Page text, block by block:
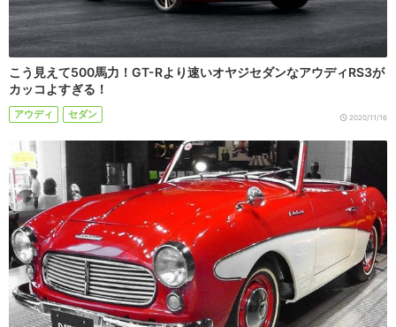
こう見えて500馬力！GT-Rより速いオヤジセダンなアウディRS3が
カッコよすぎる！
アウディ セダン 2020/11/16